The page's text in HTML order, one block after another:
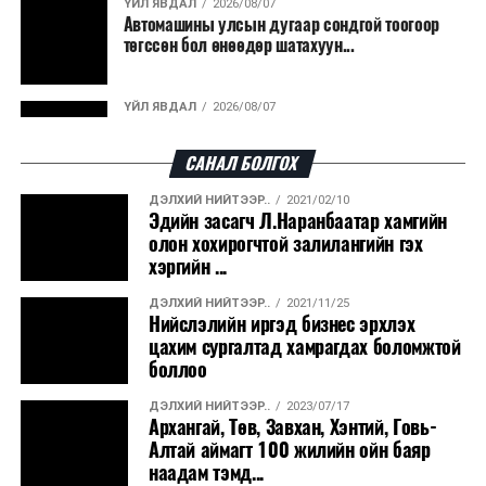
боловсруулах үйлдвэрүүдээр дулаан, цахилгаан
эрчим хүч үйлдвэрлэдэг.
Ийнхүү лаг хатаах, шатаах технологийг лагийн
эзлэхүүнийг бууруулахын зэрэгцээ эрчим хүч
үйлдвэрлэх, нөөцийг дахин ашиглах чиглэлээр олон
улсад өргөн ашиглаж байна.
ҮЙЛ ЯВДАЛ 2026/08/07
Автомашины улсын дугаар сондгой тоогоор
төгссөн бол өнөөдөр шатахуун...
ҮЙЛ ЯВДАЛ 2026/08/07
ДЭЛХИЙ НИЙТЭЭР.. 2026/08/06
“Уралдронзавод” компанийн ерөнхий
захирлын автомашиныг дэлбэлжээ...
ҮЙЛ ЯВДАЛ
Сүхбаатар боомтоор тав хоногт 10 мянга гаруй
тонн АИ-92 автобензин и...
ДЭЛХИЙ НИЙТЭЭР.. 2026/08/06
Вашингтон мужийн ой хээрийн түймрийг
хяналтад авах ажил ахицтай байн...
САНАЛ БОЛГОХ
ДЭЛХИЙ НИЙТЭЭР.. 2021/02/10
Эдийн засагч Л.Наранбаатар хамгийн
олон хохирогчтой залилангийн гэх
хэргийн ...
ДЭЛХИЙ НИЙТЭЭР.. 2021/11/25
Нийслэлийн иргэд бизнес эрхлэх
цахим сургалтад хамрагдах боломжтой
боллоо
ДЭЛХИЙ НИЙТЭЭР.. 2023/07/17
Архангай, Төв, Завхан, Хэнтий, Говь-
Алтай аймагт 100 жилийн ойн баяр
наадам тэмд...